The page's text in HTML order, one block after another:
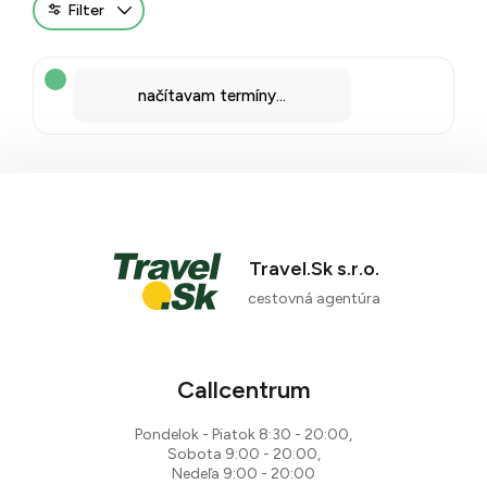
Filter
načítavam termíny...
Travel.Sk s.r.o.
cestovná agentúra
Callcentrum
Pondelok - Piatok 8:30 - 20:00,
Sobota 9:00 - 20:00,
Nedeľa 9:00 - 20:00